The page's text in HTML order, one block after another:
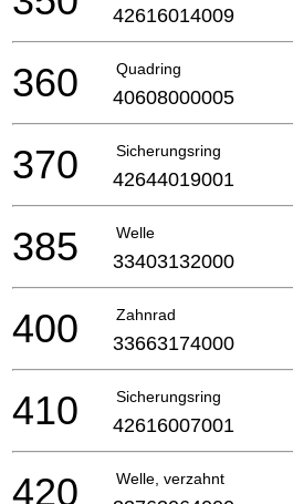
42616014009
Quadring
360 40608000005
Sicherungsring
370 42644019001
Welle
385 33403132000
Zahnrad
400 33663174000
Sicherungsring
410 42616007001
Welle, verzahnt
420